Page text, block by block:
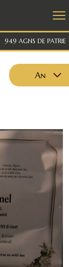
949 AGNS DE PATRIE
An
2023
2022
2020
2018
2017